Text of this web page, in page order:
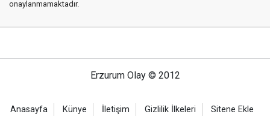
onaylanmamaktadır.
Erzurum Olay © 2012
Anasayfa Künye İletişim Gizlilik İlkeleri Sitene Ekle